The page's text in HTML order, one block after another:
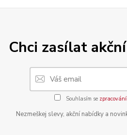
Chci zasílat
Souhlasím se
Nezmeškej slevy, akční nabídky a